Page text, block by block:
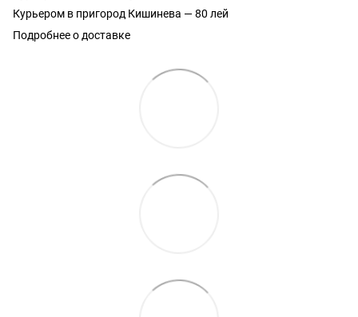
Курьером в пригород Кишинева — 80 лей
Подробнее о доставке